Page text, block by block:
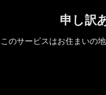
申し訳
このサービスはお住まいの